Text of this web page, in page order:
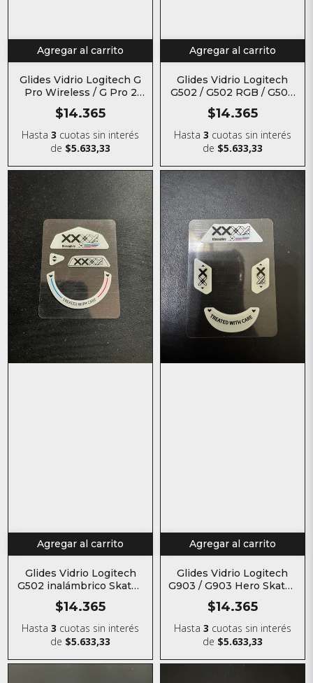
Agregar al carrito
Glides Vidrio Logitech G
Pro Wireless / G Pro 2
Lightspeed Skates para
mouse
$14.365
Hasta3 cuotas sin interés
de $5.633,33
Agregar al carrito
Glides Vidrio Logitech
G502 / G502 RGB / G502
Hero Skates para mouse
$14.365
Hasta 3 cuotas sin interés
de $5.633,33
Agregar al carrito
Glides Vidrio Logitech
G502 inalámbrico Skates
para mouse
$14.365
Hasta3 cuotas sin interés
de $5.633,33
Agregar al carrito
Glides Vidrio Logitech
G903 / G903 Hero Skates
para mouse
$14.365
Hasta 3 cuotas sin interés
de $5.633,33